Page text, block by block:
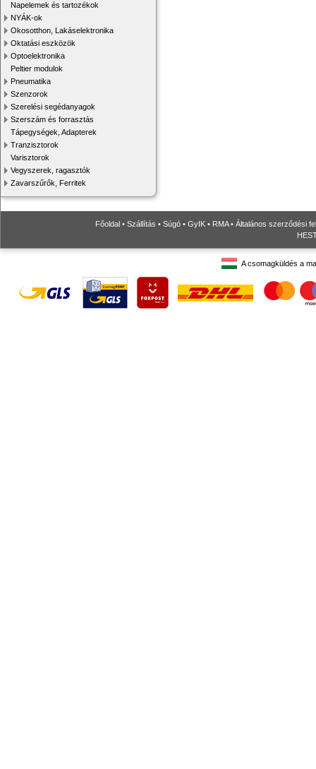
Napelemek és tartozékok
NYÁK-ok
Okosotthon, Lakáselektronika
Oktatási eszközök
Optoelektronika
Peltier modulok
Pneumatika
Szenzorok
Szerelési segédanyagok
Szerszám és forrasztás
Tápegységek, Adapterek
Tranzisztorok
Varisztorok
Vegyszerek, ragasztók
Zavarszűrők, Ferritek
Főoldal • Szállítás • Súgó • GyIK • RMA• Általános szerződési
A csomagküldés a